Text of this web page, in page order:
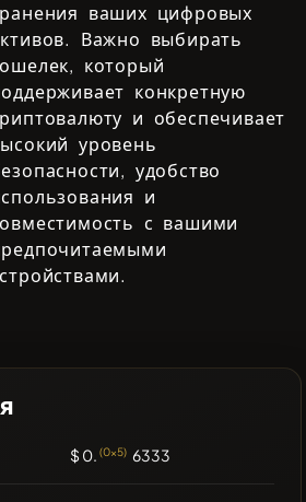
ваших цифровых
Важно выбирать
который
конкретную
и обеспечивает
уровень
удобство
и
с вашими
$ 0. (0x5) 6333